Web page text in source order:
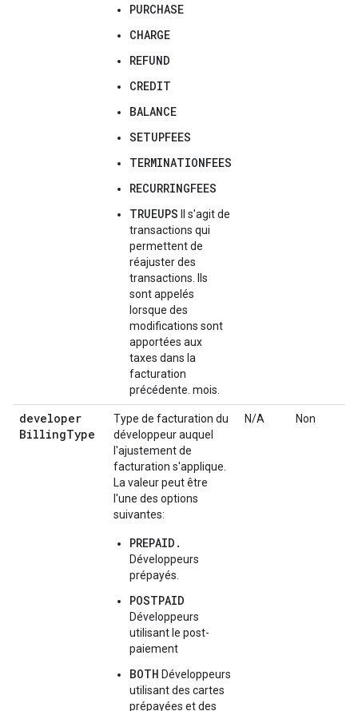
PURCHASE
CHARGE
REFUND
CREDIT
BALANCE
SETUPFEES
TERMINATIONFEES
RECURRINGFEES
TRUEUPS Il s'agit de
transactions qui
permettent de
réajuster des
transactions. Ils
sont appelés
lorsque des
modifications sont
apportées aux
taxes dans la
facturation
précédente. mois.
developer
BillingType
Type de facturation du
développeur auquel
l'ajustement de
facturation s'applique.
La valeur peut être
l'une des options
suivantes:
PREPAID.
Développeurs
prépayés.
POSTPAID
Développeurs
utilisant le post-
paiement
BOTH Développeurs
utilisant des cartes
prépayées et des
N/A Non